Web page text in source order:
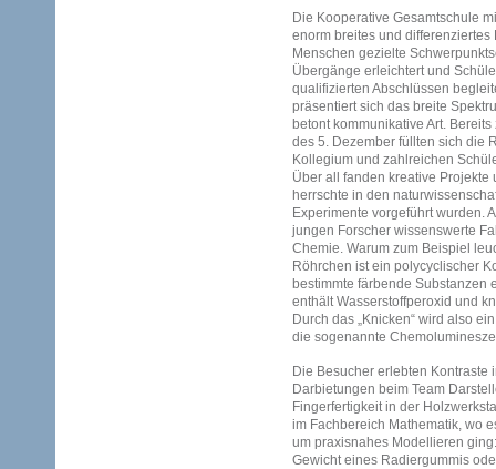
Die Kooperative Gesamtschule
enorm breites und
Menschen gezielte
Übergänge erleichtert und
qualifizierten Abschlüssen
präsentiert sich das breite
betont kommunikative Art.
des 5. Dezember füllten sich die
Kollegium und zahlreichen
Über all fanden kreative Projekte
herrschte in den
Experimente vorgeführt wurden.
jungen Forscher wissenswerte
Chemie. Warum zum Beispiel
Röhrchen ist ein polycyclischer
bestimmte färbende Substanzen
enthält Wasserstoffperoxid und
Durch das „Knicken“ wird also
die sogenannte
Die Besucher erlebten Kontraste
Darbietungen beim Team
Fingerfertigkeit in der
im Fachbereich Mathematik, wo
um praxisnahes Modellieren
Gewicht eines Radiergummis